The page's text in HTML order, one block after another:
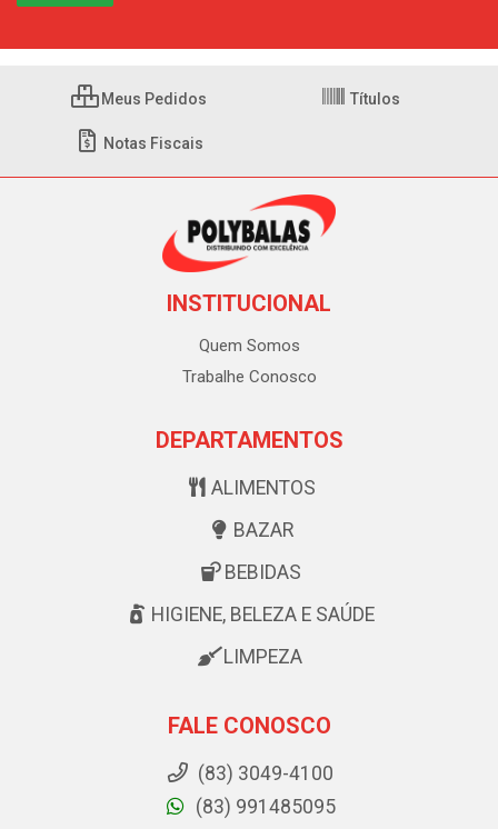
Meus Pedidos Títulos
Notas Fiscais
INSTITUCIONAL
Quem Somos
Trabalhe Conosco
DEPARTAMENTOS
ALIMENTOS
BAZAR
BEBIDAS
HIGIENE, BELEZA E SAÚDE
LIMPEZA
FALE CONOSCO
(83) 3049-4100
(83) 991485095